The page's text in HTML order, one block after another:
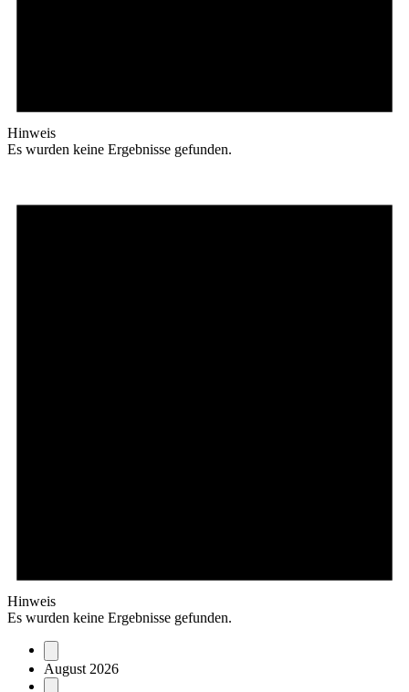
Hinweis
Es wurden keine Ergebnisse gefunden.
Hinweis
Es wurden keine Ergebnisse gefunden.
August 2026